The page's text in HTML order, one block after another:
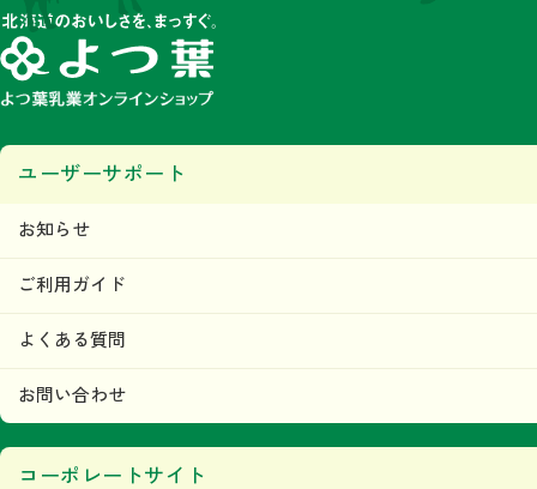
ユーザーサポート
お知らせ
ご利用ガイド
よくある質問
お問い合わせ
コーポレートサイト